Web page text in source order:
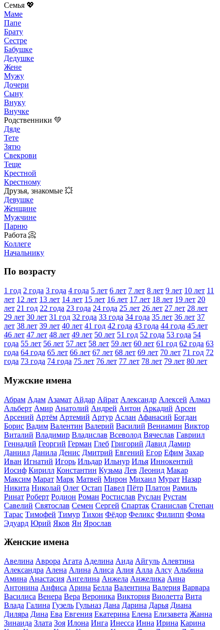
Семья 💖
Маме
Папе
Брату
Сестре
Бабушке
Дедушке
Жене
Мужу
Дочери
Сыну
Внуку
Внучке
Родственники 💚
Дяде
Тете
Зятю
Свекрови
Теще
Крестной
Крестному
Друзья, знакомые 💥
Девушке
Женщине
Мужчине
Парню
Работа 📀
Коллеге
Начальнику
По возрасту
1 год 2 года 3 года 4 года 5 лет 6 лет 7 лет 8 лет 9 лет 10 лет 11
лет 12 лет 13 лет 14 лет 15 лет 16 лет 17 лет 18 лет 19 лет 20
лет 21 год 22 года 23 года 24 года 25 лет 26 лет 27 лет 28 лет
29 лет 30 лет 31 год 32 года 33 года 34 года 35 лет 36 лет 37
лет 38 лет 39 лет 40 лет 41 год 42 года 43 года 44 года 45 лет
46 лет 47 лет 48 лет 49 лет 50 лет 51 год 52 года 53 года 54
года 55 лет 56 лет 57 лет 58 лет 59 лет 60 лет 61 год 62 года 63
года 64 года 65 лет 66 лет 67 лет 68 лет 69 лет 70 лет 71 год 72
года 73 года 74 года 75 лет 76 лет 77 лет 78 лет 79 лет 80 лет
Мужские имена
Абрам Адам Азамат Айдар Айрат Александр Алексей Алмаз
Альберт Амир Анатолий Андрей Антон Аркадий Арсен
Арсений Артём Артемий Артур Аслан Афанасий Богдан
Борис Вадим Валентин Валерий Василий Вениамин Виктор
Виталий Владимир Владислав Всеволод Вячеслав Гавриил
Геннадий Георгий Герман Глеб Григорий Давид Дамир
Даниил Данила Денис Дмитрий Евгений Егор Ефим Захар
Иван Игнатий Игорь Ильдар Ильнур Илья Иннокентий
Иосиф Кирилл Константин Кузьма Лев Леонид Макар
Максим Марат Марк Матвей Мирон Михаил Мурат Назар
Никита Николай Олег Остап Павел Пётр Платон Рамиль
Ринат Роберт Родион Роман Ростислав Руслан Рустам
Савелий Святослав Семен Сергей Спартак Станислав Степан
Тарас Тимофей Тимур Тихон Фёдор Феликс Филипп Фома
Эдуард Юрий Яков Ян Ярослав
Женские имена
Авелина Аврора Агата Аделина Аида Айгуль Алевтина
Александра Алена Алина Алиса Алия Алла Алсу Альбина
Амина Анастасия Ангелина Анжела Анжелика Анна
Антонина Анфиса Арина Белла Валентина Валерия Варвара
Василиса Венера Вера Вероника Виктория Виолетта Вита
Влада Галина Гузель Гульназ Дана Дарина Дарья Диана
Диляра Дина Ева Евгения Екатерина Елена Елизавета Жанна
Зинаида Злата Зоя Илона Инга Инесса Инна Ирина Карина